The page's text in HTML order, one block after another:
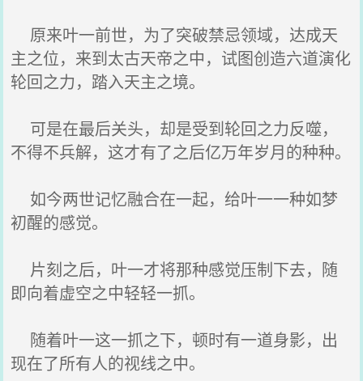
原来叶一前世，为了突破禁忌领域，达成天
主之位，来到太古天帝之中，试图创造六道演化
轮回之力，踏入天主之境。
可是在最后关头，却是受到轮回之力反噬，
不得不兵解，这才有了之后亿万年岁月的种种。
如今两世记忆融合在一起，给叶一一种如梦
初醒的感觉。
片刻之后，叶一才将那种感觉压制下去，随
即向着虚空之中轻轻一抓。
随着叶一这一抓之下，顿时有一道身影，出
现在了所有人的视线之中。